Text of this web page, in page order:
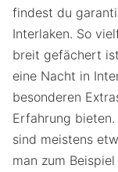
findest du
Interlaken. So
breit gefächert
eine Nacht in
besonderen
Erfahrung
sind meistens
man zum